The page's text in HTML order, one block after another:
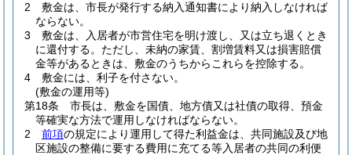
2
敷金は、市長が発行する納入通知書により納入しなければ
ならない。
3
敷金は、入居者が市営住宅を明け渡し、又は立ち退くとき
に還付する。 ただし、未納の家賃、割増賃料又は損害賠償
金等があるときは、敷金のうちからこれらを控除する。
4
敷金には、利子を付さない。
(敷金の運用等)
第18条
市長は、敷金を国債、地方債又は社債の取得、預金
等確実な方法で運用しなければならない。
2
前項の規定により運用して得た利益金は、共同施設及び地
区施設の整備に要する費用に充てる等入居者の共同の利便